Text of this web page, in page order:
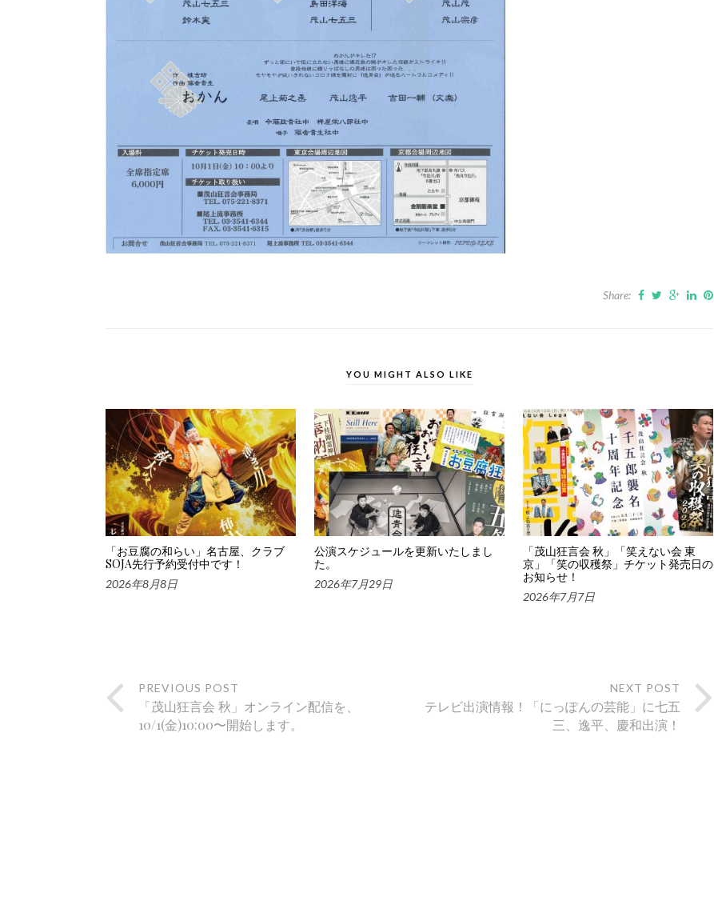
Share:
YOU MIGHT ALSO LIKE
「お豆腐の和らい」名古屋、クラブ
SOJA先行予約受付中です！
2026年8月8日
公演スケジュールを更新いたしまし
た。
2026年7月29日
「茂山狂言会 秋」「笑えない会 東
京」「笑の収穫祭」チケット発売日の
お知らせ！
2026年7月7日
PREVIOUS POST
「茂山狂言会 秋」オンライン配信を、
10/1(金)10:00〜開始します。
NEXT POST
テレビ出演情報！「にっぽんの芸能」に七五
三、逸平、慶和出演！